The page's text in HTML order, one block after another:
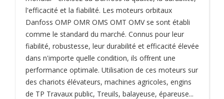
l'efficacité et la fiabilité. Les moteurs orbitaux
Danfoss OMP OMR OMS OMT OMV se sont établi
comme le standard du marché. Connus pour leur
fiabilité, robustesse, leur durabilité et efficacité élevée
dans n'importe quelle condition, ils offrent une
performance optimale. Utilisation de ces moteurs sur
des chariots élévateurs, machines agricoles, engins
de TP Travaux public, Treuils, balayeuse, épareuse...